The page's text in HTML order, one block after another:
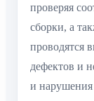
проверяя
сборки, а
проводятся
дефектов и
и нарушения